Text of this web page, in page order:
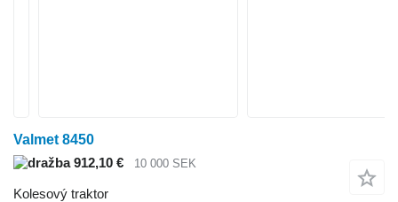
Valmet 8450
912,10 €
10 000 SEK
Kolesový traktor